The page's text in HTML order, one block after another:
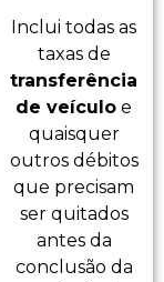
Inclui todas as
taxas de
transferência
de veículo e
quaisquer
outros débitos
que precisam
ser quitados
antes da
conclusão da